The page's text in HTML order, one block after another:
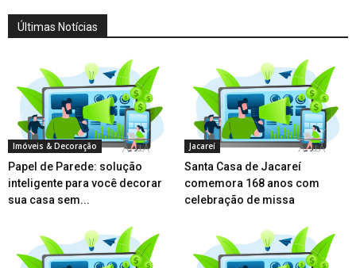
Últimas Notícias
Imóveis & Decoração
Papel de Parede: solução
inteligente para você decorar
sua casa sem...
Jacareí
Santa Casa de Jacareí
comemora 168 anos com
celebração de missa